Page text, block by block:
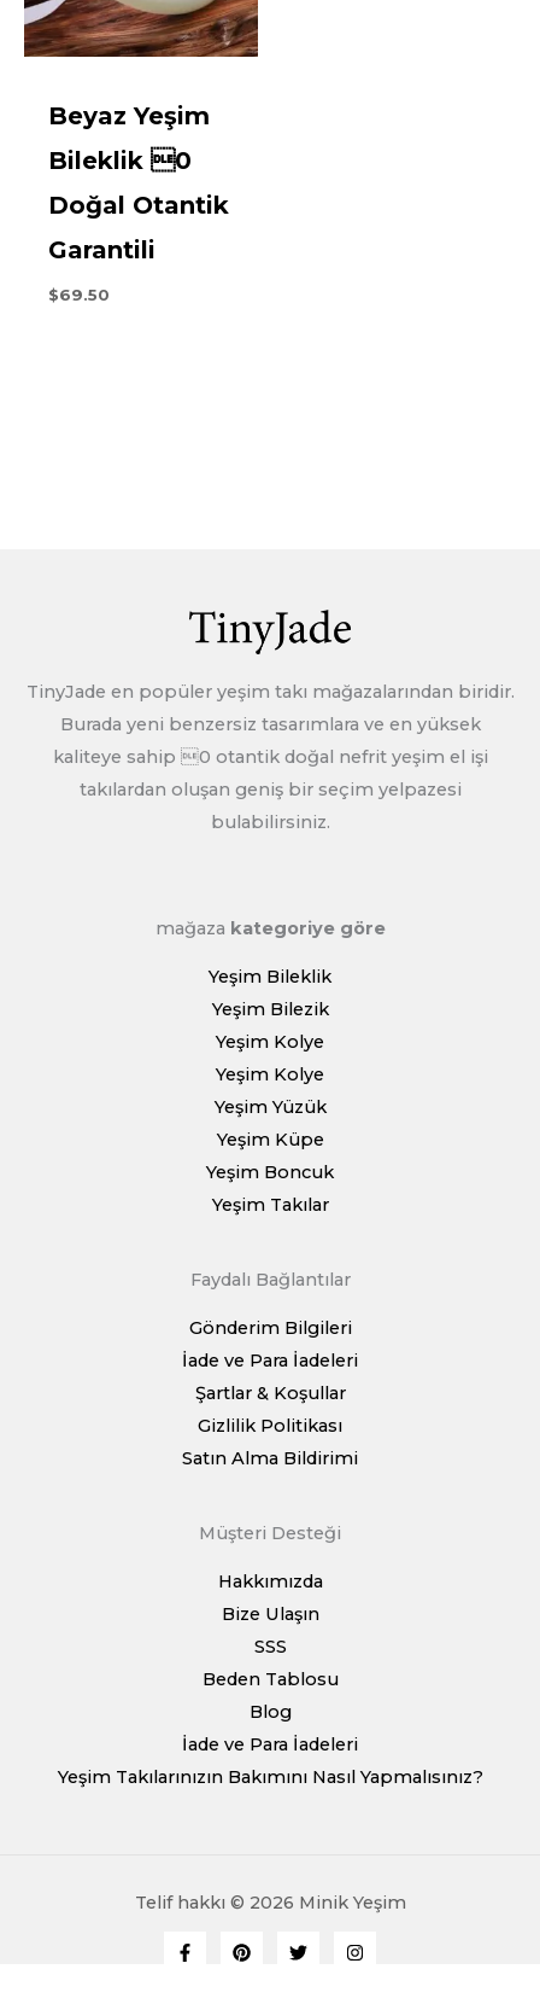
Beyaz Yeşim
Bileklik 0
Doğal Otantik
Garantili
$69.50
TinyJade en popüler yeşim takı mağazalarından biridir.
Burada yeni benzersiz tasarımlara ve en yüksek
kaliteye sahip 0 otantik doğal nefrit yeşim el işi
takılardan oluşan geniş bir seçim yelpazesi
bulabilirsiniz.
mağaza kategoriye göre
Yeşim Bileklik
Yeşim Bilezik
Yeşim Kolye
Yeşim Kolye
Yeşim Yüzük
Yeşim Küpe
Yeşim Boncuk
Yeşim Takılar
Faydalı Bağlantılar
Gönderim Bilgileri
İade ve Para İadeleri
Şartlar & Koşullar
Gizlilik Politikası
Satın Alma Bildirimi
Müşteri Desteği
Hakkımızda
Bize Ulaşın
SSS
Beden Tablosu
Blog
İade ve Para İadeleri
Yeşim Takılarınızın Bakımını Nasıl Yapmalısınız?
Telif hakkı © 2026 Minik Yeşim